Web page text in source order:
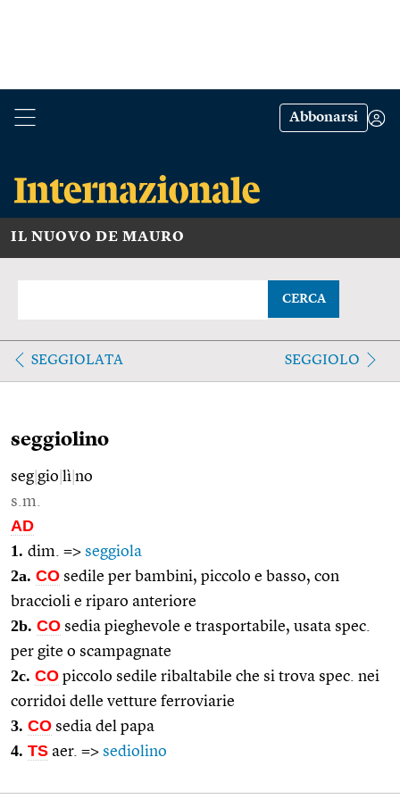
Abbonarsi
IL NUOVO DE MAURO
CERCA
SEGGIOLATA SEGGIOLO
seggiolino
seg gio lì no
s.m.
AD
1. dim. => seggiola
2a. CO sedile per bambini, piccolo e basso, con
braccioli e riparo anteriore
2b. CO sedia pieghevole e trasportabile, usata spec.
per gite o scampagnate
2c. CO piccolo sedile ribaltabile che si trova spec. nei
corridoi delle vetture ferroviarie
3. CO sedia del papa
4. TS aer. => sediolino